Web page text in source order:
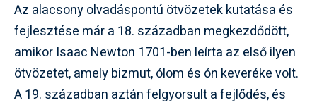
Az alacsony olvadáspontú ötvözetek kutatása és
fejlesztése már a 18. században megkezdődött,
amikor Isaac Newton 1701-ben leírta az első ilyen
ötvözetet, amely bizmut, ólom és ón keveréke volt.
A 19. században aztán felgyorsult a fejlődés, és